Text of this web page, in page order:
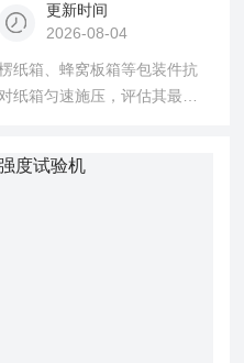
更新时间
2026-08-04
纸箱、蜂窝板箱等包装件抗
纸箱匀速施压，评估其最大
种试验模式，广泛应用于包